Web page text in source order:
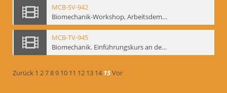
MCB-SV-942
Biomechanik-Workshop, Arbeitsdemonstration in der Staatsoper unter den Linden 2002
MCB-TV-945
Biomechanik. Einführungskurs an der HfS "Ernst Busch" 1995 (Vorarbeiten zu den Inszenierungen von T. Ostermeier u. Chr. v. Treskow). Teil 2
Zurück 1 2789 10 11 12 13 14 15Vor